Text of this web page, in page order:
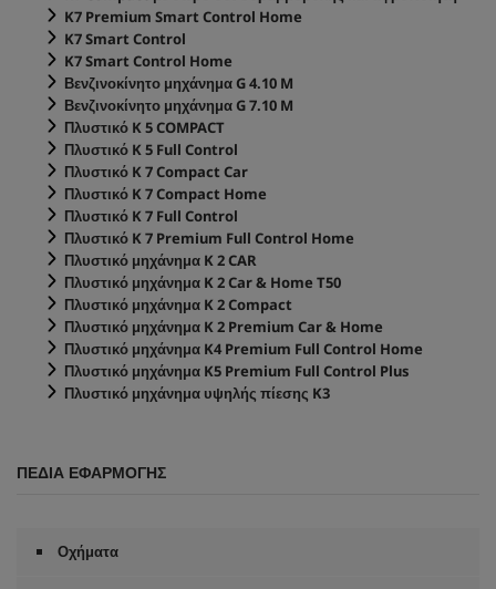
K7 Premium Smart Control Home
K7 Smart Control
K7 Smart Control Home
Βενζινοκίνητο μηχάνημα G 4.10 M
Βενζινοκίνητο μηχάνημα G 7.10 M
Πλυστικό K 5 COMPACT
Πλυστικό K 5 Full Control
Πλυστικό K 7 Compact Car
Πλυστικό K 7 Compact Home
Πλυστικό K 7 Full Control
Πλυστικό K 7 Premium Full Control Home
Πλυστικό μηχάνημα K 2 CAR
Πλυστικό μηχάνημα K 2 Car & Home T50
Πλυστικό μηχάνημα K 2 Compact
Πλυστικό μηχάνημα K 2 Premium Car & Home
Πλυστικό μηχάνημα K4 Premium Full Control Home
Πλυστικό μηχάνημα K5 Premium Full Control Plus
Πλυστικό μηχάνημα υψηλής πίεσης K3
ΠΕΔΊΑ ΕΦΑΡΜΟΓΉΣ
Οχήματα